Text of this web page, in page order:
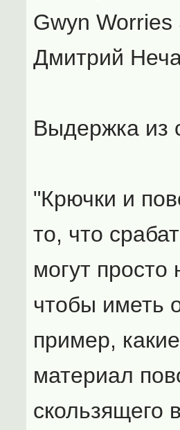
Gwyn
Дмитрий
Выдержка из
"Крючки и
то, что
могут
чтобы иметь
пример,
материал
скользящего